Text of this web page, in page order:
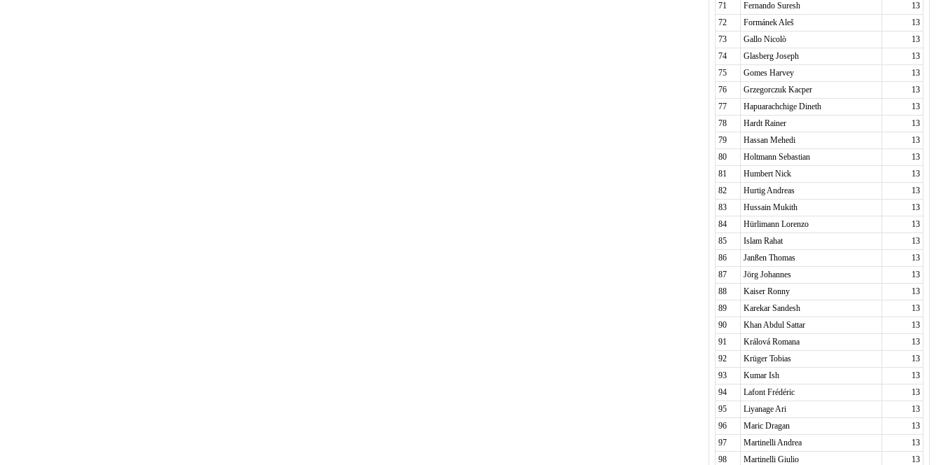
71
Fernando Suresh
13
72
Formánek Aleš
13
73
Gallo Nicolò
13
74
Glasberg Joseph
13
75
Gomes Harvey
13
76
Grzegorczuk Kacper
13
77
Hapuarachchige Dineth
13
78
Hardt Rainer
13
79
Hassan Mehedi
13
80
Holtmann Sebastian
13
81
Humbert Nick
13
82
Hurtig Andreas
13
83
Hussain Mukith
13
84
Hürlimann Lorenzo
13
85
Islam Rahat
13
86
Janßen Thomas
13
87
Jörg Johannes
13
88
Kaiser Ronny
13
89
Karekar Sandesh
13
90
Khan Abdul Sattar
13
91
Králová Romana
13
92
Krüger Tobias
13
93
Kumar Ish
13
94
Lafont Frédéric
13
95
Liyanage Ari
13
96
Maric Dragan
13
97
Martinelli Andrea
13
98
Martinelli Giulio
13